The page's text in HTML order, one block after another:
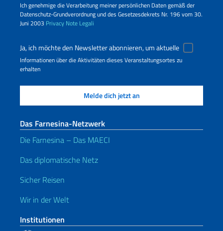
Ich genehmige die Verarbeitung meiner persönlichen Daten gemäß der
Datenschutz-Grundverordnung und des Gesetzesdekrets Nr. 196 vom 30.
Juni 2003 Privacy Note Legali
Ja, ich möchte den Newsletter abonnieren, um aktuelle
Informationen über die Aktivitäten dieses Veranstaltungsortes zu
erhalten
Das Farnesina-Netzwerk
Die Farnesina – Das MAECI
Das diplomatische Netz
Sicher Reisen
Wir in der Welt
Institutionen